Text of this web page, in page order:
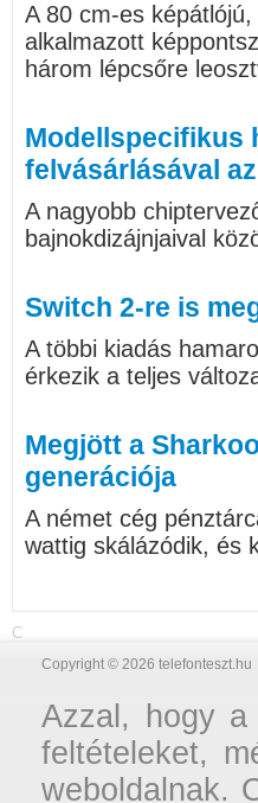
A 80 cm-es
alkalmazott
három lépcsőre
Modellspecifikus
felvásárlásával
A nagyobb
bajnokdizájnjaival
Switch 2-re is
A többi kiadás
érkezik a teljes
Megjött a
generációja
A német cég
wattig skálázódik, és
C
Copyright © 2026 telefonteszt.hu
Azzal, hogy a
feltételeket,
weboldalnak.